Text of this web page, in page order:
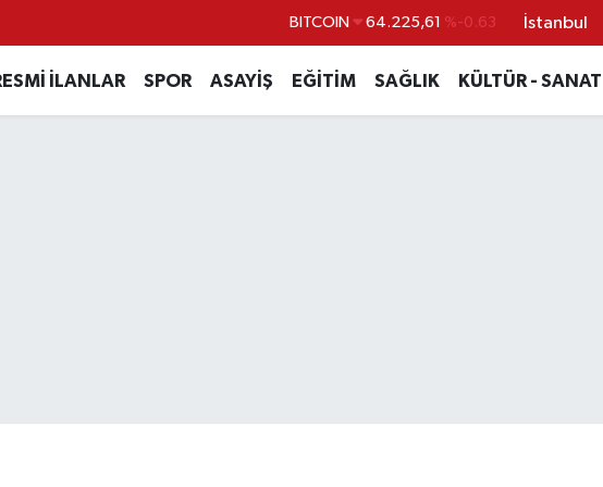
BITCOIN 64.225,61 %-0.63 İstanbul
İLANLAR SPOR ASAYİŞ EĞİTİM SAĞLIK KÜLTÜR - SANAT